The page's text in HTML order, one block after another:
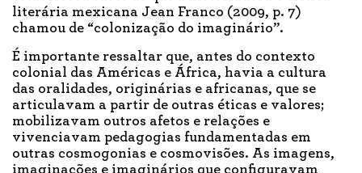
literária mexicana Jean Franco (2009, p. 7)
chamou de “colonização do imaginário”.
É importante ressaltar que, antes do contexto
colonial das Américas e África, havia a cultura
das oralidades, originárias e africanas, que se
articulavam a partir de outras éticas e valores;
mobilizavam outros afetos e relações e
vivenciavam pedagogias fundamentadas em
outras cosmogonias e cosmovisões. As imagens,
imaginações e imaginários que configuravam